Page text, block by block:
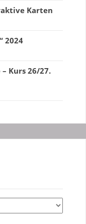
Karten
2024
Kurs 26/27.